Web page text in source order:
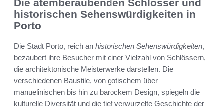
Die atemberaubenden Schlösser und
historischen Sehenswürdigkeiten in
Porto
Die Stadt Porto, reich an historischen Sehenswürdigkeiten,
bezaubert ihre Besucher mit einer Vielzahl von Schlössern,
die architektonische Meisterwerke darstellen. Die
verschiedenen Baustile, von gotischem über
manuelinischen bis hin zu barockem Design, spiegeln die
kulturelle Diversität und die tief verwurzelte Geschichte der